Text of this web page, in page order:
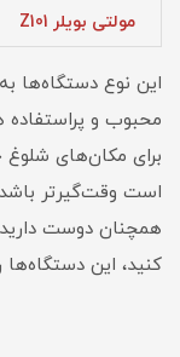
مولتی بویلر Z101
این نوع دستگاه‌ها
محبوب و پراستفاده
برای مکان‌های
است وقت‌گیرتر
همچنان دوست
کنید، این دستگاه‌ها